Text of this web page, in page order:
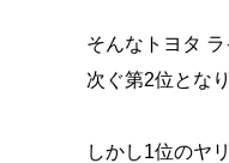
そんなトヨタ
次ぐ第2位とな
しかし1位のヤ